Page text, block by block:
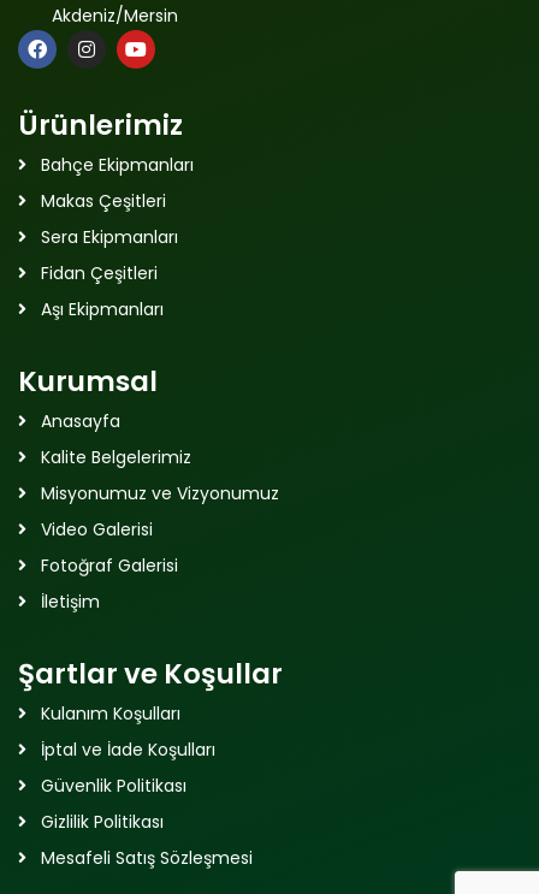
Akdeniz/Mersin
Ürünlerimiz
Bahçe Ekipmanları
Makas Çeşitleri
Sera Ekipmanları
Fidan Çeşitleri
Aşı Ekipmanları
Kurumsal
Anasayfa
Kalite Belgelerimiz
Misyonumuz ve Vizyonumuz
Video Galerisi
Fotoğraf Galerisi
İletişim
Şartlar ve Koşullar
Kulanım Koşulları
İptal ve İade Koşulları
Güvenlik Politikası
Gizlilik Politikası
Mesafeli Satış Sözleşmesi